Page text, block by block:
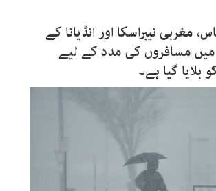
مغربی نیبراسکا اور انڈیانا کے
مسافروں کی مدد کے لیے
بلایا گیا ہے۔